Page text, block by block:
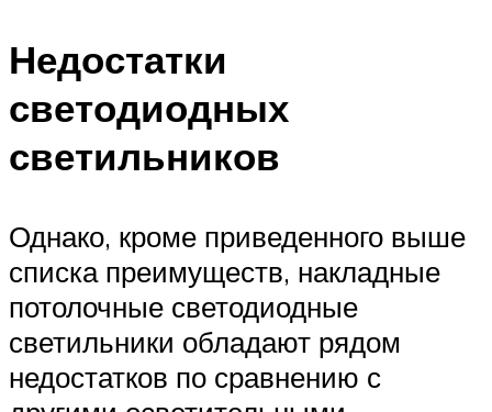
Недостатки
светодиодных
светильников
Однако, кроме приведенного выше
списка преимуществ, накладные
потолочные светодиодные
светильники обладают рядом
недостатков по сравнению с